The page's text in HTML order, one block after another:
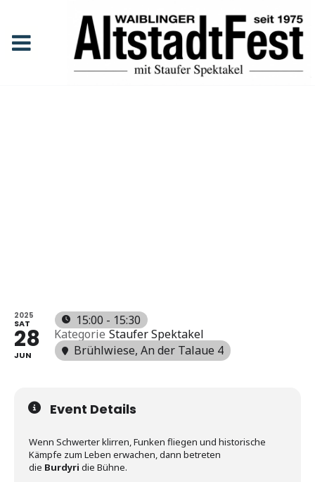
Schwertkämpfe mit den
Burdyris
Events Schwertkämpfe mit den Burdyris
2025
SAT
28
JUN
15:00 - 15:30
Kategorie Staufer Spektakel
Brühlwiese, An der Talaue 4
Event Details
Wenn Schwerter klirren, Funken fliegen und historische
Kämpfe zum Leben erwachen, dann betreten
die Burdyri die Bühne.